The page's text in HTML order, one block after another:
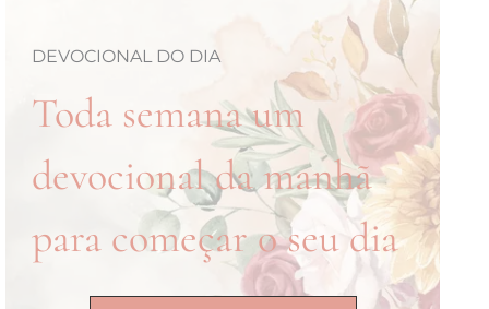
DEVOCIONAL DO DIA
Toda semana um
devocional da manhã
para começar o seu dia